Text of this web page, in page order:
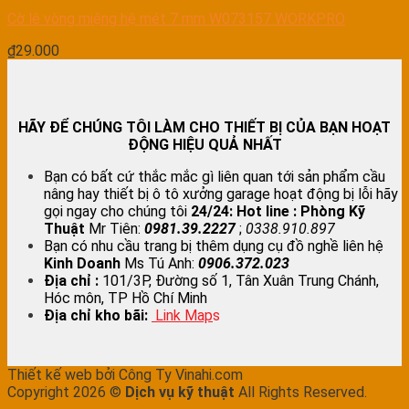
Cờ lê vòng miệng hệ mét 7 mm W073157 WORKPRO
₫29.000
HÃY ĐỂ CHÚNG TÔI LÀM CHO THIẾT BỊ CỦA BẠN HOẠT
ĐỘNG HIỆU QUẢ NHẤT
Bạn có bất cứ thắc mắc gì liên quan tới sản phẩm cầu
nâng hay thiết bị ô tô xưởng garage hoạt động bị lỗi hãy
gọi ngay cho chúng tôi 24/24: Hot line : Phòng Kỹ
Thuật Mr Tiên: 0981.39.2227; 0338.910.897
Bạn có nhu cầu trang bị thêm dụng cụ đồ nghề liên hệ
Kinh Doanh Ms Tú Anh: 0906.372.023
Địa chỉ : 101/3P, Đường số 1, Tân Xuân Trung Chánh,
Hóc môn, TP Hồ Chí Minh
Địa chỉ kho bãi: Link Maps
Thiết kế web bởi Công Ty Vinahi.com
Copyright 2026 © Dịch vụ kỹ thuật All Rights Reserved.